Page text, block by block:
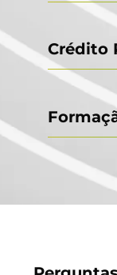
Crédito